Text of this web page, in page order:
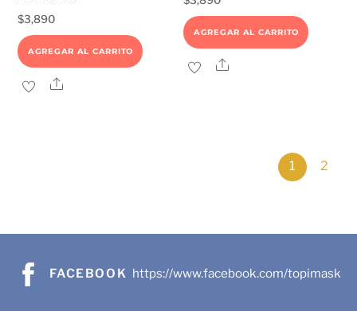
$3,890
AGREGAR AL CARRITO
Share
AGREGAR AL CARRITO
Share
1 2
FACEBOOK https://www.facebook.com/topimask